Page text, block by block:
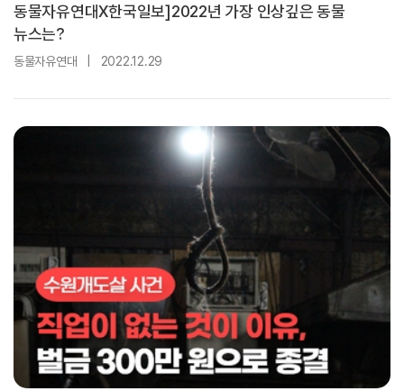
동물자유연대X한국일보]2022년 가장 인상깊은 동물
뉴스는?
동물자유연대 2022.12.29